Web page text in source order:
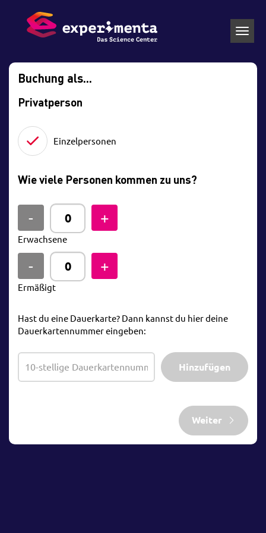
Buchung als...
Privatperson
Einzelpersonen
Wie viele Personen kommen zu uns?
Erwachsene
Ermäßigt
Hast du eine Dauerkarte? Dann kannst du hier deine
Dauerkartennummer eingeben:
Hinzufügen
Weiter